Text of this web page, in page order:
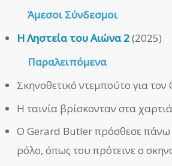
Άμεσοι Σύνδεσμοι
Η Ληστεία του Αιώνα 2(2025)
Παραλειπόμενα
Σκηνοθετικό ντεμπούτο για
Η ταινία βρίσκονταν στα
Ο Gerard Butler πρόσθεσε πάνω
ρόλο, όπως του πρότεινε ο